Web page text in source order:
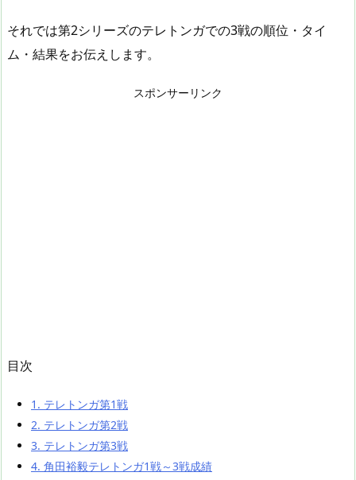
それでは第2シリーズのテレトンガでの3戦の順位・タイ
ム・結果をお伝えします。
スポンサーリンク
目次
1. テレトンガ第1戦
2. テレトンガ第2戦
3. テレトンガ第3戦
4. 角田裕毅テレトンガ1戦～3戦成績